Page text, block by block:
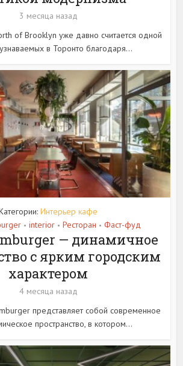
3 месяца назад
of Brooklyn уже давно считается одной
в Торонто благодаря...
Интерьер кафе
• interior • Ресторан • Фаст-фуд
— динамичное
с ярким городским
характером
4 месяца назад
представляет собой современное
пространство, в котором...